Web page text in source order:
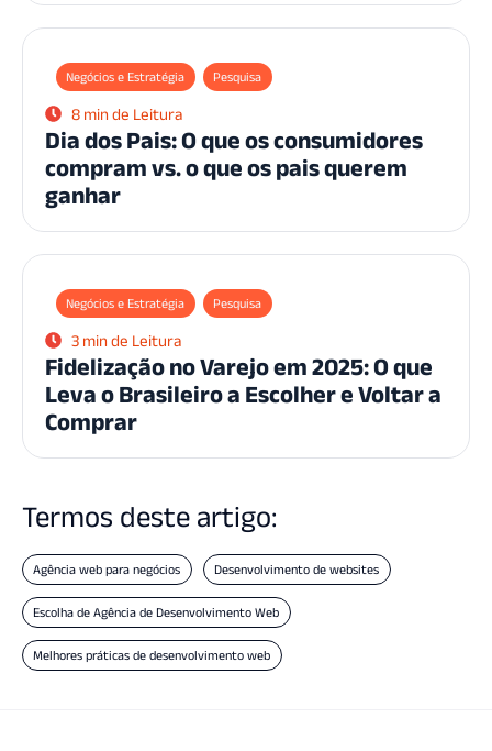
Negócios e Estratégia Pesquisa
8 min de Leitura
Dia dos Pais: O que os consumidores
compram vs. o que os pais querem
ganhar
Negócios e Estratégia Pesquisa
3 min de Leitura
Fidelização no Varejo em 2025: O que
Leva o Brasileiro a Escolher e Voltar a
Comprar
Termos deste artigo:
Agência web para negócios Desenvolvimento de websites
Escolha de Agência de Desenvolvimento Web
Melhores práticas de desenvolvimento web